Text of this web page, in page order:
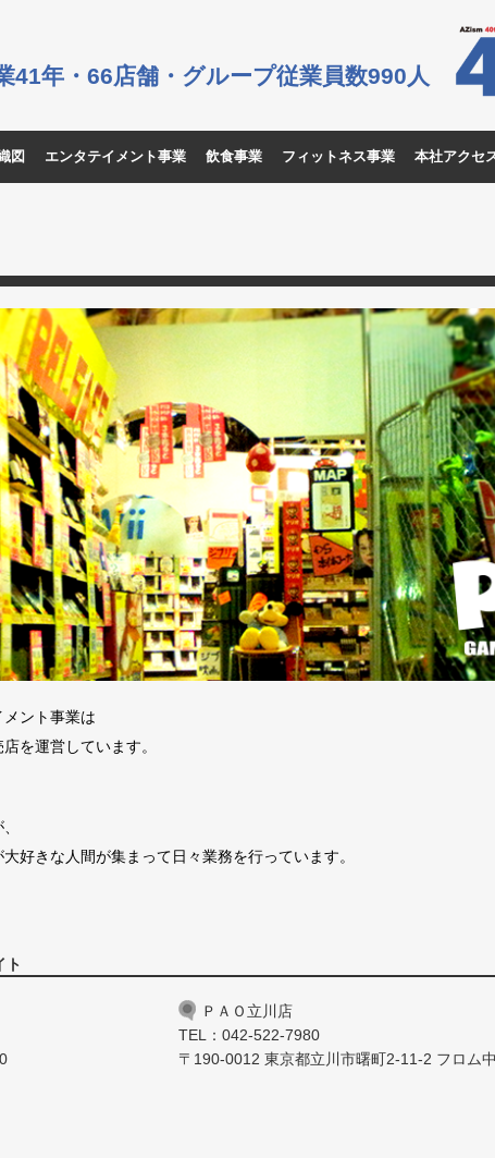
41年・66店舗・グループ従業員数990人
図 エンタテイメント事業 飲食事業 フィットネス事業 本社アクセ
ント事業は
を運営しています。
好きな人間が集まって日々業務を行っています。
ト
ＰＡＯ立川店
TEL：042-522-7980
〒190-0012 東京都立川市曙町2-11-2 フロム